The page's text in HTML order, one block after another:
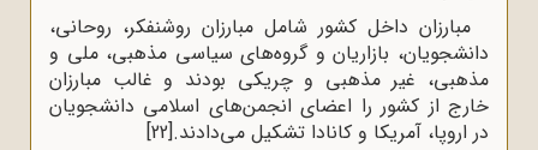
مبارزان داخل کشور شامل مبارزان روشنفکر، روحانی،
دانشجویان، بازاریان و گروه‌های سیاسی مذهبی، ملی و
مذهبی، غیر مذهبی و چریکی بودند و غالب مبارزان
خارج از کشور را اعضای انجمن‌های اسلامی دانشجویان
در اروپا، آمریکا و کانادا تشکیل می‌دادند.[22]